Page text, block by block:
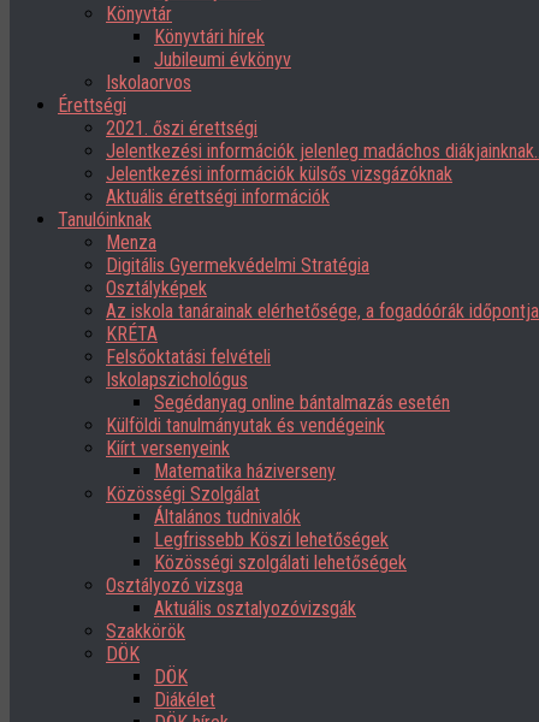
Könyvtár
Könyvtári hírek
Jubileumi évkönyv
Iskolaorvos
Érettségi
2021. őszi érettségi
Jelentkezési információk jelenleg madáchos
Jelentkezési információk külsős vizsgázóknak
Aktuális érettségi információk
Tanulóinknak
Menza
Digitális Gyermekvédelmi Stratégia
Osztályképek
Az iskola tanárainak elérhetősége, a fogadóórák
KRÉTA
Felsőoktatási felvételi
Iskolapszichológus
Segédanyag online bántalmazás esetén
Külföldi tanulmányutak és vendégeink
Kiírt versenyeink
Matematika háziverseny
Közösségi Szolgálat
Általános tudnivalók
Legfrissebb Köszi lehetőségek
Közösségi szolgálati lehetőségek
Osztályozó vizsga
Aktuális osztalyozóvizsgák
Szakkörök
DÖK
DÖK
Diákélet